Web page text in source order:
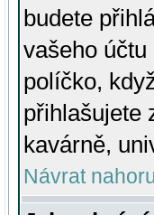
budete
vašeho
políčko,
přihlašujete
kavárně,
Návrat